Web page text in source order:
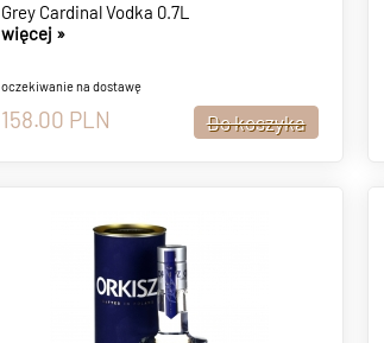
Grey Cardinal Vodka 0.7L
więcej »
oczekiwanie na dostawę
158.00 PLN